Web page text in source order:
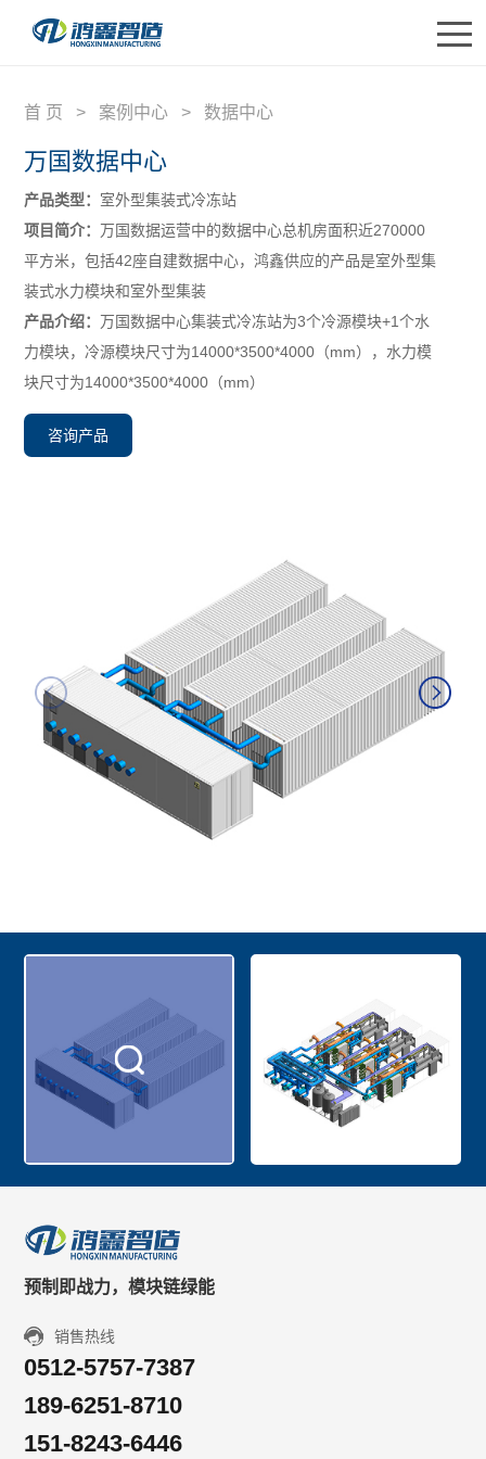
首页
产品中心
应用领域
研发创新
合作伙伴
首 页 > 案例中心 > 数据中心
万国数据中心
产品类型： 室外型集装式冷冻站
项目简介： 万国数据运营中的数据中心总机房面积近270000
平方米，包括42座自建数据中心，鸿鑫供应的产品是室外型集
装式水力模块和室外型集装
产品介绍： 万国数据中心集装式冷冻站为3个冷源模块+1个水
力模块，冷源模块尺寸为14000*3500*4000（mm），水力模
块尺寸为14000*3500*4000（mm）
咨询产品
预制即战力，模块链绿能
销售热线
0512-5757-7387
189-6251-8710
151-8243-6446